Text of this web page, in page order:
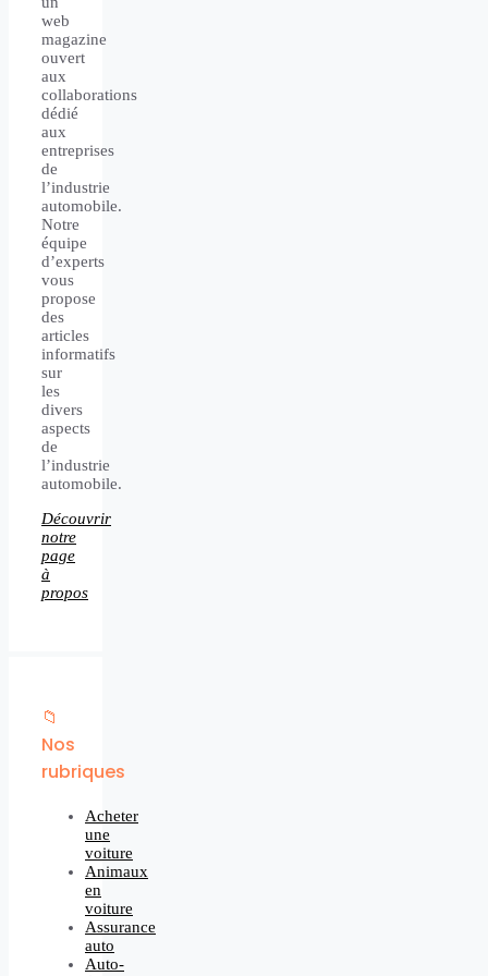
web
magazine
ouvert
aux
collaborations
dédié
aux
entreprises
de
l’industrie
automobile.
Notre
équipe
d’experts
vous
propose
des
articles
informatifs
sur
les
divers
aspects
de
l’industrie
automobile.
Découvrir
notre
page
à
propos
📁
Nos
rubriques
Acheter
une
voiture
Animaux
en
voiture
Assurance
auto
Auto-